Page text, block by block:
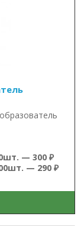
— 300 ₽
— 290 ₽